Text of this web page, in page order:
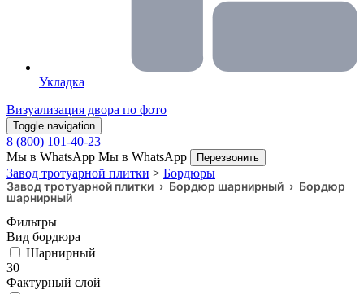
Укладка
Визуализация двора по фото
Toggle navigation
8 (800) 101-40-23
Мы в WhatsApp Мы в WhatsApp Перезвонить
Завод тротуарной плитки > Бордюры
Завод тротуарной плитки › Бордюр шарнирный › Бордюр
шарнирный
Фильтры
Вид бордюра
Шарнирный
30
Фактурный слой